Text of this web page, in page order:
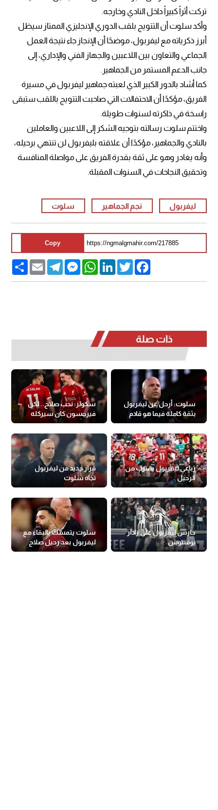
تركت أثراً كبيراً داخل النادي وخارجه.
وأكد سلوت أن التتويج بلقب الدوري الإنجليزي الممتاز سيظل
أبرز ذكرياته مع ليفربول، موضحًا أن الإنجاز جاء نتيجة العمل
الجماعي والتعاون بين اللاعبين والجهاز الفني والإداري، إلى
جانب الدعم المستمر من الجماهير.
كما أشاد بالدور الكبير الذي لعبته جماهير ليفربول في مسيرة
الفريق، مؤكدًا أن الاحتفالات التي صاحبت التتويج باللقب ستبقى
راسخة في ذاكرته لسنوات طويلة.
واختتم سلوت رسالته بتوجيه الشكر إلى اللاعبين والعاملين
بالنادي والجماهير، مؤكدًا أن علاقته بليفربول لن تنتهي برحيله،
وأنه يغادر وهو على ثقة بقدرة الفريق على مواصلة المنافسة
وتحقيق النجاحات في السنوات المقبلة.
ليفربول نجم الجماهير سلوت
Copy
Share Email
TelegramMessengerWhatsAppLinkedInTwitter
Facebook
ذات صلة
سلوت: أرحل عن ليفربول
بثقة كاملة فيما هو قادم
سكولز: نحب صلاح.. لكن
فيرجسون كان سيركله
رباعي ليفربول يقترب من
الرحيل
قرار جديد من ليفربول
تجاه سلوت
حارس ليفربول على رادار
يوفنتوس
سلوت يتمسك بالبقاء مع
ليفربول بعد رحيل صلاح